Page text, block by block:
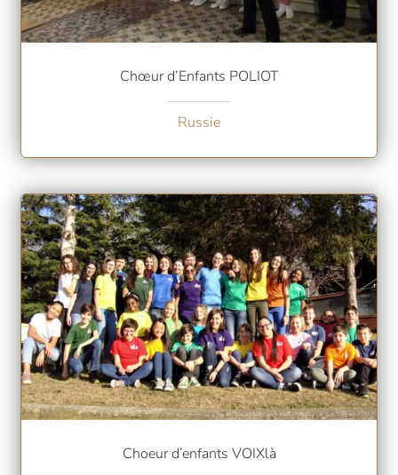
Chœur d’Enfants POLIOT
Russie
Choeur d’enfants VOIXlà